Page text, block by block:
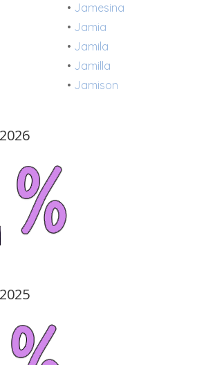
• Jamesina
• Jamia
• Jamila
• Jamilla
• Jamison